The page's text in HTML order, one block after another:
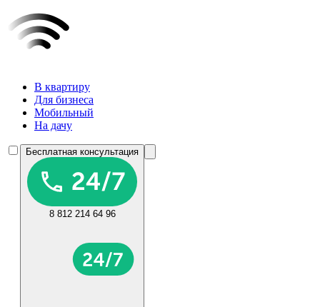
В квартиру
Для бизнеса
Мобильный
На дачу
Бесплатная консультация
8 812 214 64 96